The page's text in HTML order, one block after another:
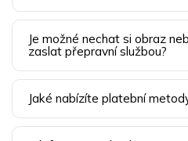
Je možné nechat si obraz
zaslat přepravní službou?
Jaké nabízíte platební